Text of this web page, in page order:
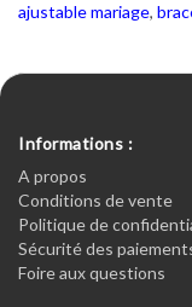
ajustable mariage,
Informations :
A propos
Conditions de vente
Politique de
Sécurité des
Foire aux questions